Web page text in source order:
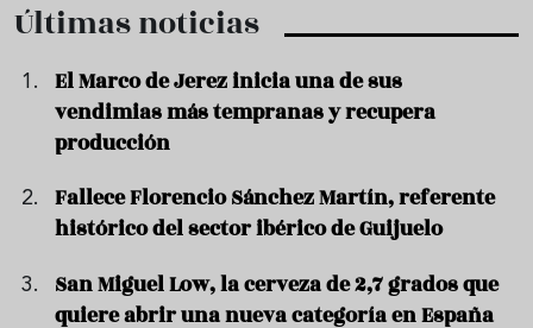
Últimas noticias
El Marco de Jerez inicia una de sus
vendimias más tempranas y recupera
producción
Fallece Florencio Sánchez Martín, referente
histórico del sector ibérico de Guijuelo
San Miguel Low, la cerveza de 2,7 grados que
quiere abrir una nueva categoría en España